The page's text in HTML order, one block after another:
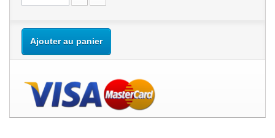
Ajouter au panier